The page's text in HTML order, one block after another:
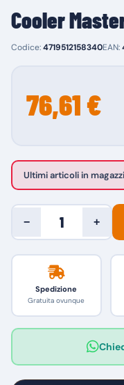
Cooler
Codice:4719512158340EAN:
76,61 €
Ultimi articoli in
− +
Spedizione
Gratuita ovunque